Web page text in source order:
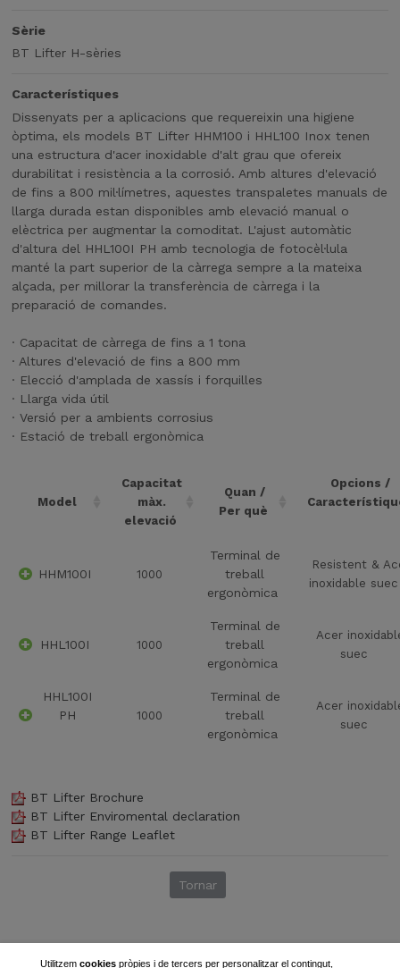
Sèrie
BT Lifter H-sèries
Característiques
Dissenyats per a aplicacions que requereixin una higiene
òptima, els models BT Lifter HHM100 i HHL100 Inox tenen
una estructura d'acer inoxidable d'alt grau que ofereix
durabilitat i resistència a la corrosió. Amb altures d'elevació
de fins a 800 mil·límetres, aquestes transpaletes manuals de
llarga durada estan disponibles amb elevació manual o
elèctrica per augmentar la comoditat. L'ajust automàtic
d'altura del HHL100I PH amb tecnologia de fotocèl·lula
manté la part superior de la càrrega sempre a la mateixa
alçada, per millorar la transferència de càrrega i la
preparació de comandes.
· Capacitat de càrrega de fins a 1 tona
· Altures d'elevació de fins a 800 mm
· Elecció d'amplada de xassís i forquilles
· Llarga vida útil
· Versió per a ambients corrosius
· Estació de treball ergonòmica
Model
Capacitat
màx.
elevació
Quan /
Per què
Opcions /
HHM100I 1000
Terminal de
treball
ergonòmica
Resistent &
inoxidable suec
HHL100I 1000
Terminal de
treball
ergonòmica
Acer
suec
HHL100I
PH
1000
Terminal de
treball
ergonòmica
Acer
suec
BT Lifter Brochure
BT Lifter Enviromental declaration
BT Lifter Range Leaflet
Tornar
Utilitzem cookiespròpies i de tercers per personalitzar el contingut,